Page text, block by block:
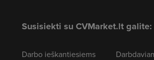
Susisiekti su CVMarket.lt galite:
Darbo ieškantiesiems